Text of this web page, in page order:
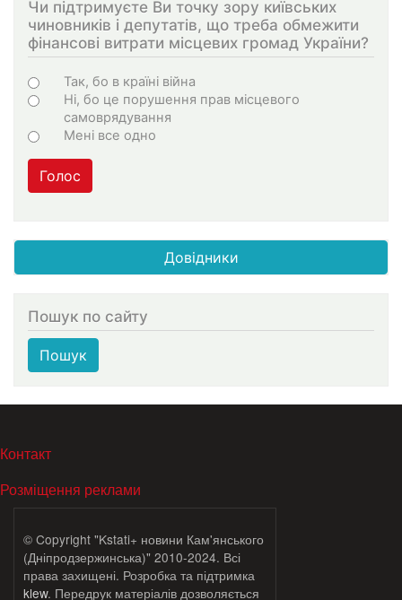
Чи підтримуєте Ви точку зору київських
чиновників і депутатів, що треба обмежити
фінансові витрати місцевих громад України?
Варіанти
Так, бо в країні війна
Ні, бо це порушення прав місцевого
самоврядування
Мені все одно
Голос
Довідники
Пошук по сайту
Пошук
МЕНЮ В ПОДВАЛЕ
Контакт
Розміщення реклами
© Copyright "Kstati+ новини Кам'янського
(Дніпродзержинська)" 2010-2024. Всі
права захищені. Розробка та підтримка
klew. Передрук матеріалів дозволяється